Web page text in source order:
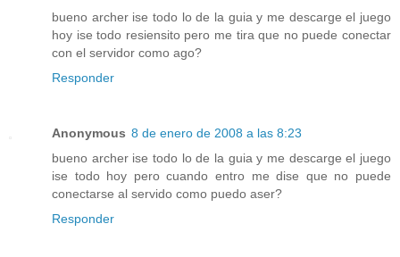
bueno archer ise todo lo de la guia y me descarge el juego
hoy ise todo resiensito pero me tira que no puede conectar
con el servidor como ago?
Responder
Anonymous 8 de enero de 2008 a las 8:23
bueno archer ise todo lo de la guia y me descarge el juego
ise todo hoy pero cuando entro me dise que no puede
conectarse al servido como puedo aser?
Responder